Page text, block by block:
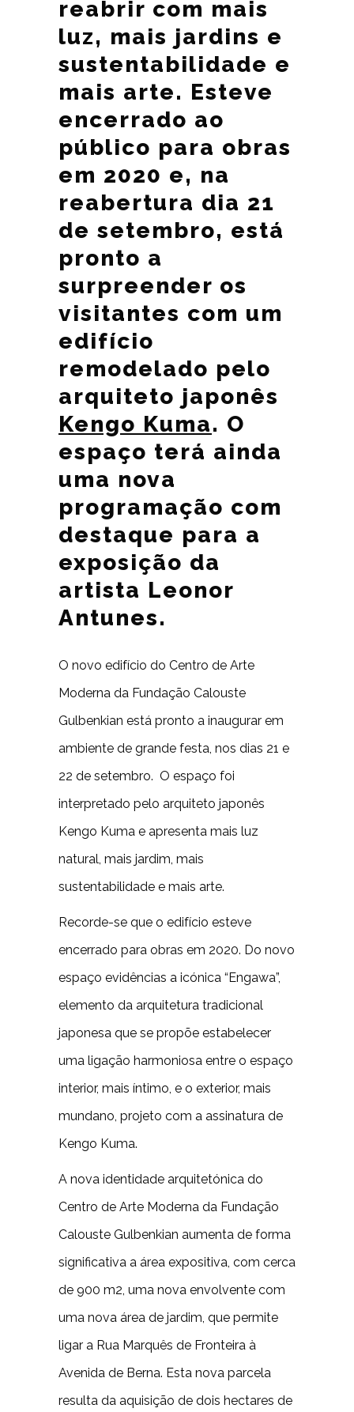
reabrir com mais
luz, mais jardins e
sustentabilidade e
mais arte. Esteve
encerrado ao
público para obras
em 2020 e, na
reabertura dia 21
de setembro, está
pronto a
surpreender os
visitantes com um
edifício
remodelado pelo
arquiteto japonês
Kengo Kuma. O
espaço terá ainda
uma nova
programação com
destaque para a
exposição da
artista Leonor
Antunes.
O novo edifício do Centro de Arte
Moderna da Fundação Calouste
Gulbenkian está pronto a inaugurar em
ambiente de grande festa, nos dias 21 e
22 de setembro. O espaço foi
interpretado pelo arquiteto japonês
Kengo Kuma e apresenta mais luz
natural, mais jardim, mais
sustentabilidade e mais arte.
Recorde-se que o edifício esteve
encerrado para obras em 2020. Do novo
espaço evidências a icónica “Engawa”,
elemento da arquitetura tradicional
japonesa que se propõe estabelecer
uma ligação harmoniosa entre o espaço
interior, mais íntimo, e o exterior, mais
mundano, projeto com a assinatura de
Kengo Kuma.
A nova identidade arquitetónica do
Centro de Arte Moderna da Fundação
Calouste Gulbenkian aumenta de forma
significativa a área expositiva, com cerca
de 900 m2, uma nova envolvente com
uma nova área de jardim, que permite
ligar a Rua Marquês de Fronteira à
Avenida de Berna. Esta nova parcela
resulta da aquisição de dois hectares de